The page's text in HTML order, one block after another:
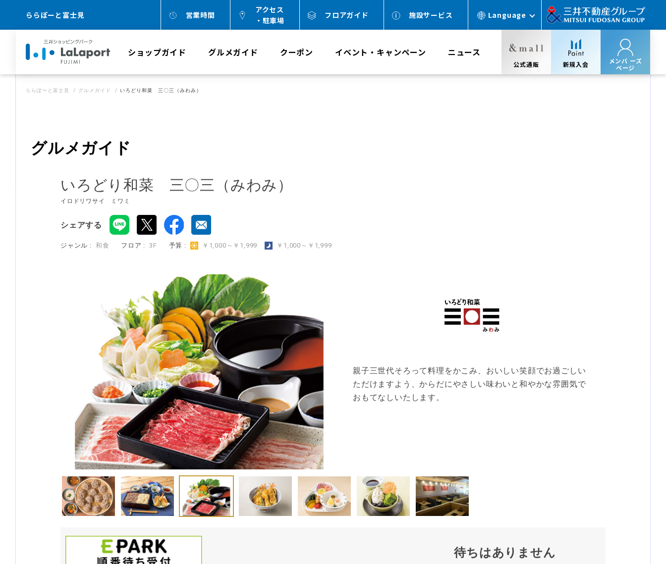
ららぽーと富士見 営業時間
アクセス
・駐車場
フロアガイド 施設サービス Language
ショップガイド グルメガイド クーポン イベント・キャンペーン ニュース
公式通販 新規入会
メンバ ーズ
ページ
ららぽーと富士見 グルメガイド いろどり和菜 三〇三（みわみ）
グルメガイド
いろどり和菜 三〇三（みわみ）
イロドリワサイ ミワミ
シェアする
ジャンル : 和食 フロア : 3F 予算 : ￥1,000～￥1,999 ￥1,000～￥1,999
親子三世代そろって料理をかこみ、おいしい笑顔でお過ごしい
ただけますよう、からだにやさしい味わいと和やかな雰囲気で
おもてなしいたします。
待ちはありません